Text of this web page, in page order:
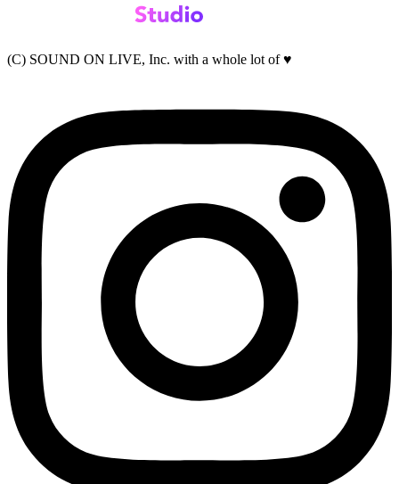
(C) SOUND ON LIVE, Inc. with a whole lot of ♥